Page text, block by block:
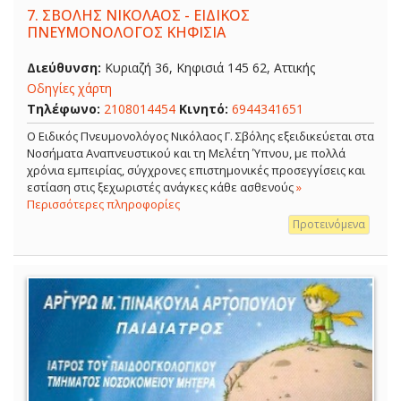
7. ΣΒΟΛΗΣ ΝΙΚΟΛΑΟΣ - ΕΙΔΙΚΟΣ
ΠΝΕΥΜΟΝΟΛΟΓΟΣ ΚΗΦΙΣΙΑ
Διεύθυνση: Κυριαζή 36, Κηφισιά 145 62, Αττικής
Οδηγίες χάρτη
Τηλέφωνο: 2108014454 Κινητό: 6944341651
O Ειδικός Πνευμονολόγος Νικόλαος Γ. Σβόλης εξειδικεύεται στα
Νοσήματα Αναπνευστικού και τη Μελέτη Ύπνου, με πολλά
χρόνια εμπειρίας, σύγχρονες επιστημονικές προσεγγίσεις και
εστίαση στις ξεχωριστές ανάγκες κάθε ασθενούς»
Περισσότερες πληροφορίες
Προτεινόμενα